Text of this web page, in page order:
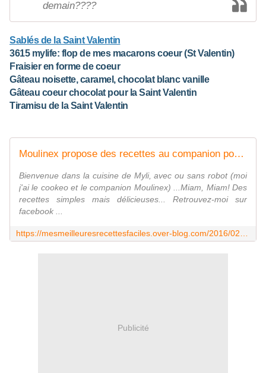
demain????
Sablés de la Saint Valentin
3615 mylife: flop de mes macarons coeur (St Valentin)
Fraisier en forme de coeur
Gâteau noisette, caramel, chocolat blanc vanille
Gâteau coeur chocolat pour la Saint Valentin
Tiramisu de la Saint Valentin
Moulinex propose des recettes au companion pour la Saint Valentin - Mes Meilleures Recettes Faciles
Bienvenue dans la cuisine de Myli, avec ou sans robot (moi
j'ai le cookeo et le companion Moulinex) ...Miam, Miam! Des
recettes simples mais délicieuses... Retrouvez-moi sur
facebook ...
Publicité